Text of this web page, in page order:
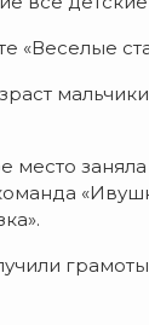
«Веселые